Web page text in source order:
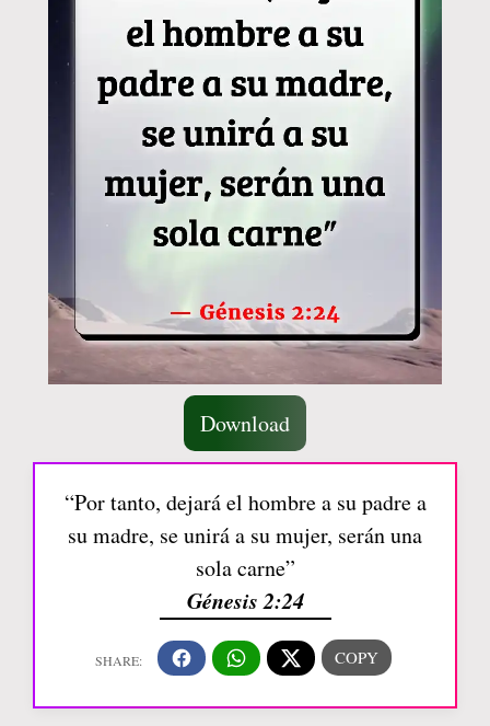
Download
“Por tanto, dejará el hombre a su padre a
su madre, se unirá a su mujer, serán una
sola carne”
Génesis 2:24